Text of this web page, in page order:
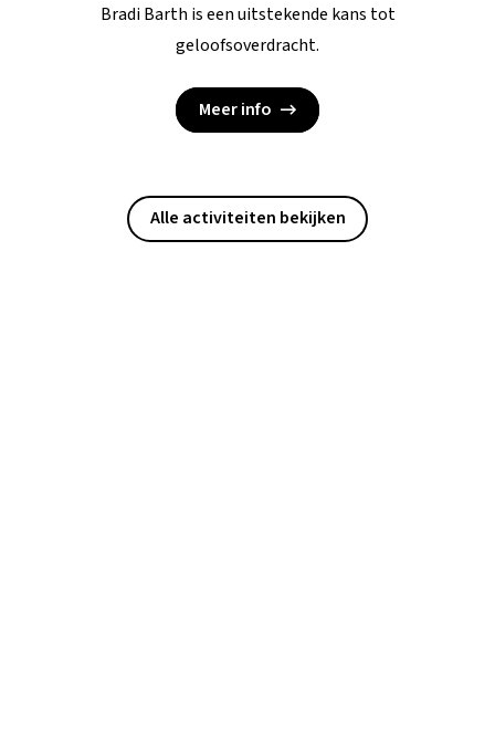
Bradi Barth is een uitstekende kans tot
geloofsoverdracht.
Meer info
Alle activiteiten bekijken